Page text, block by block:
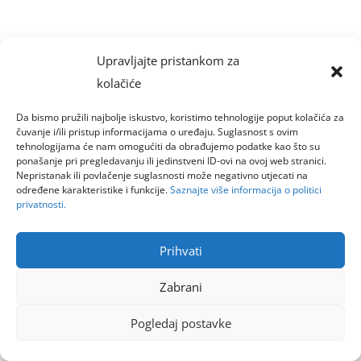
Upravljajte pristankom za
kolačiće
Da bismo pružili najbolje iskustvo, koristimo tehnologije poput kolačića za
čuvanje i/ili pristup informacijama o uređaju. Suglasnost s ovim
tehnologijama će nam omogućiti da obrađujemo podatke kao što su
ponašanje pri pregledavanju ili jedinstveni ID-ovi na ovoj web stranici.
Nepristanak ili povlačenje suglasnosti može negativno utjecati na
određene karakteristike i funkcije.Saznajte više informacija o politici
privatnosti.
Prihvati
Zabrani
Pogledaj postavke